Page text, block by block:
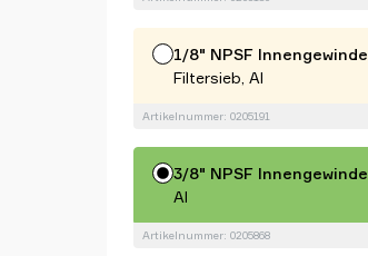
1/8" NPSF Innengewinde
Filtersieb, Al
Artikelnummer: 0205191
3/8" NPSF Innengewinde
Al
Artikelnummer: 0205868